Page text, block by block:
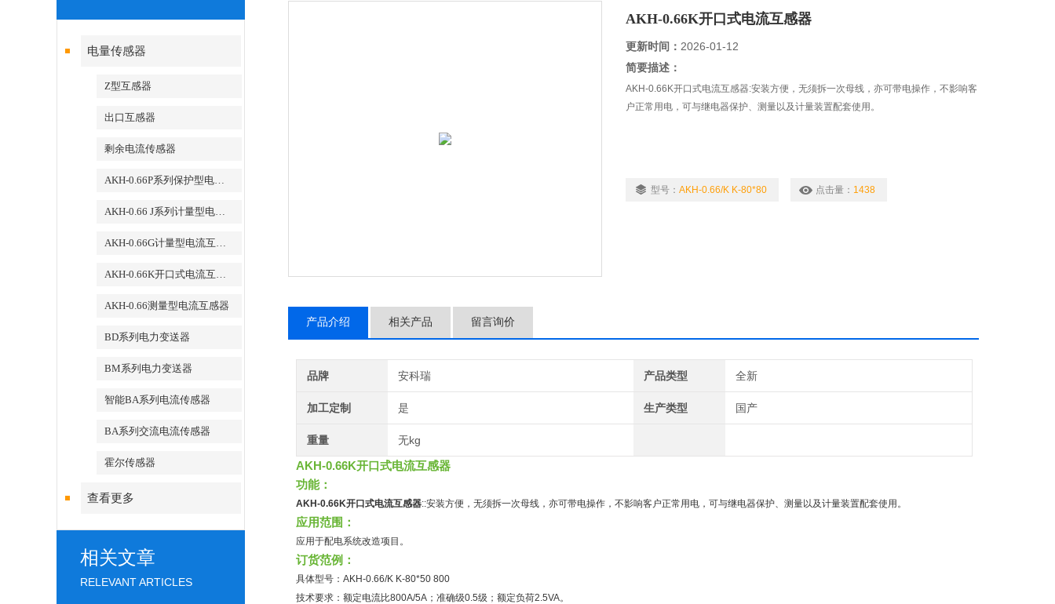
电量传感器
Z型互感器
出口互感器
剩余电流传感器
AKH-0.66P系列保护型电流互感器
AKH-0.66 J系列计量型电流互感器
AKH-0.66G计量型电流互感器
AKH-0.66K开口式电流互感器
AKH-0.66测量型电流互感器
BD系列电力变送器
BM系列电力变送器
智能BA系列电流传感器
BA系列交流电流传感器
霍尔传感器
查看更多
相关文章
RELEVANT ARTICLES
AKH-0.66K开口式电流互感器
更新时间： 2026-01-12
简要描述：
AKH-0.66K开口式电流互感器:安装方便，无须拆一次母线，亦可带电操作，不影响客
户正常用电，可与继电器保护、测量以及计量装置配套使用。
型号： AKH-0.66/K K-80*80 点击量： 1438
产品介绍 相关产品 留言询价
品牌 安科瑞 产品类型 全新
加工定制 是 生产类型 国产
重量 无kg
AKH-0.66K开口式电流互感器
功能：
AKH-0.66K开口式电流互感器::安装方便，无须拆一次母线，亦可带电操作，不影响客户正常用电，可与继电器保护、测量以及计量装置配套使用。
应用范围：
应用于配电系统改造项目。
订货范例：
具体型号：AKH-0.66/K K-80*50 800
技术要求：额定电流比800A/5A；准确级0.5级；额定负荷2.5VA。